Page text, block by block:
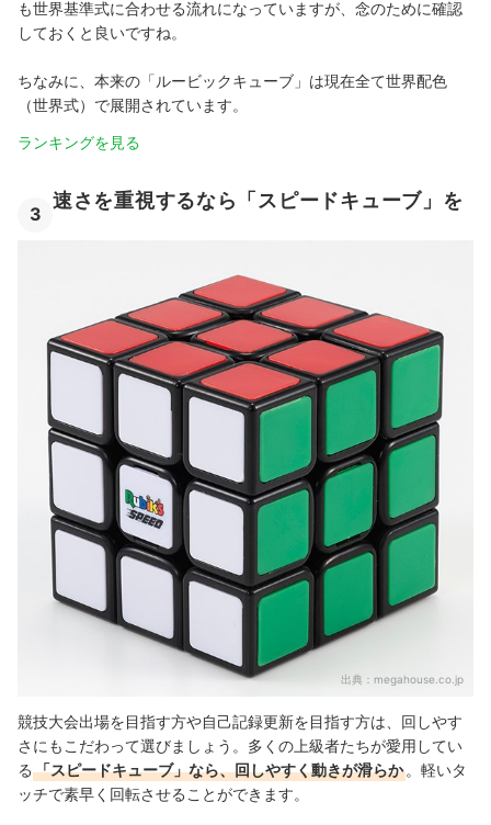
も世界基準式に合わせる流れになっていますが、念のために確認
しておくと良いですね。
ちなみに、本来の「ルービックキューブ」は現在全て世界配色
（世界式）で展開されています。
ランキングを見る
3
速さを重視するなら「スピードキューブ」を
出典： megahouse.co.jp
競技大会出場を目指す方や自己記録更新を目指す方は、回しやす
さにもこだわって選びましょう。多くの上級者たちが愛用してい
る 「スピードキューブ」なら、回しやすく動きが滑らか 。軽いタ
ッチで素早く回転させることができます。